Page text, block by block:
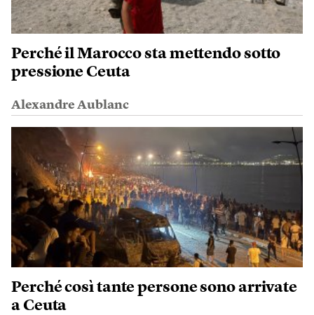
Perché il Marocco sta mettendo sotto
pressione Ceuta
Alexandre Aublanc
Perché così tante persone sono arrivate
a Ceuta